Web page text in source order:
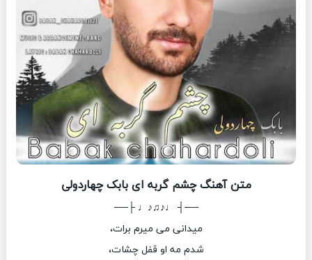
متن آهنگ چشم گربه ای بابک چهاردولی
──┤ ♩♪♫♪♩ ├──
میدانی می میرم برات،
شدم مه او قفل چشات،